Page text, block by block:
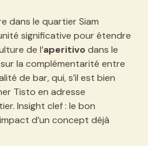
dans le quartier Siam
significative pour étendre
de l’aperitivodans le
la complémentarité entre
de bar, qui, s’il est bien
Tisto en adresse
Insight clef : le bon
d’un concept déjà